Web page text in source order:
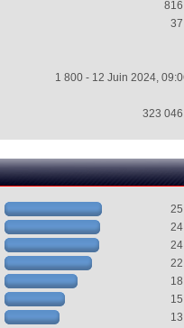
1 800 - 12 Juin 2024,
323